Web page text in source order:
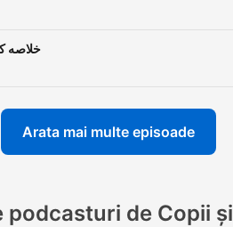
خلاصه
Arata mai multe episoade
podcasturi de Copii și